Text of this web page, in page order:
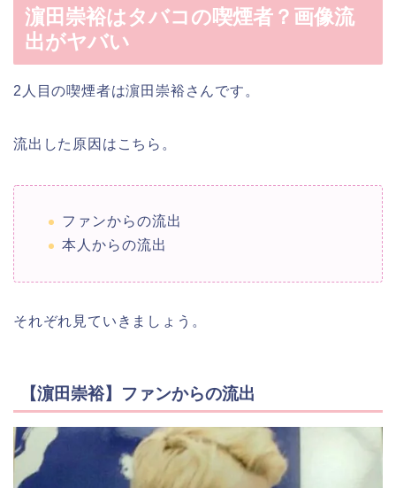
濵田崇裕はタバコの喫煙者？画像流
出がヤバい
2人目の喫煙者は濵田崇裕さんです。
流出した原因はこちら。
ファンからの流出
本人からの流出
それぞれ見ていきましょう。
【濵田崇裕】ファンからの流出